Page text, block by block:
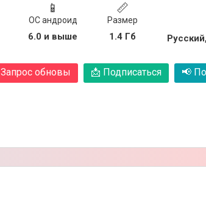
📱
ОС андроид
6.0 и выше
📏
Размер
1.4 Гб
Запрос обновы 📩 Подписаться 📢